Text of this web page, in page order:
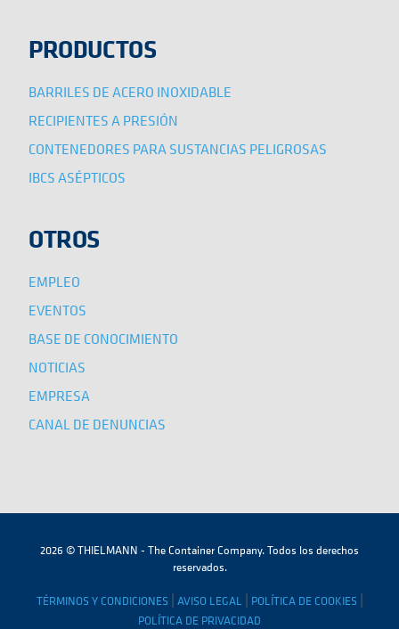
PRODUCTOS
BARRILES DE ACERO INOXIDABLE
RECIPIENTES A PRESIÓN
CONTENEDORES PARA SUSTANCIAS PELIGROSAS
IBCS ASÉPTICOS
OTROS
EMPLEO
EVENTOS
BASE DE CONOCIMIENTO
NOTICIAS
EMPRESA
CANAL DE DENUNCIAS
2026 © THIELMANN - The Container Company. Todos los derechos
reservados.
TÉRMINOS Y CONDICIONES | AVISO LEGAL | POLÍTICA DE COOKIES |
POLÍTICA DE PRIVACIDAD